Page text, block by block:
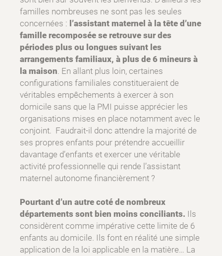
familles nombreuses ne sont pas les seules
concernées : l’assistant maternel à la tête d’une
famille recomposée se retrouve sur des
périodes plus ou longues suivant les
arrangements familiaux, à plus de 6 mineurs à
la maison. En allant plus loin, certaines
configurations familiales constitueraient de
véritables empêchements à exercer à son
domicile sans que la PMI puisse apprécier les
organisations mises en place notamment avec le
conjoint. Faudrait-il donc attendre la majorité de
ses propres enfants pour prétendre accueillir
davantage d’enfants et exercer une véritable
activité professionnelle qui rende l’assistant
maternel autonome financièrement ?
Pourtant d’un autre coté de nombreux
départements sont bien moins conciliants. Ils
considèrent comme impérative cette limite de 6
enfants au domicile. Ils font en réalité une simple
application de la loi applicable en la matière… La